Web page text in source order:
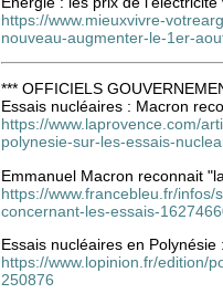
https://www.mieuxvivre-
nouveau-augmenter-le-1er-
*** OFFICIELS
Essais nucléaires : Macron
https://www.laprovence.com/
polynesie-sur-les-essais-
Emmanuel Macron reconnait
https://www.francebleu.fr/
concernant-les-essais-
Essais nucléaires en
https://www.lopinion.fr/edition/
250876